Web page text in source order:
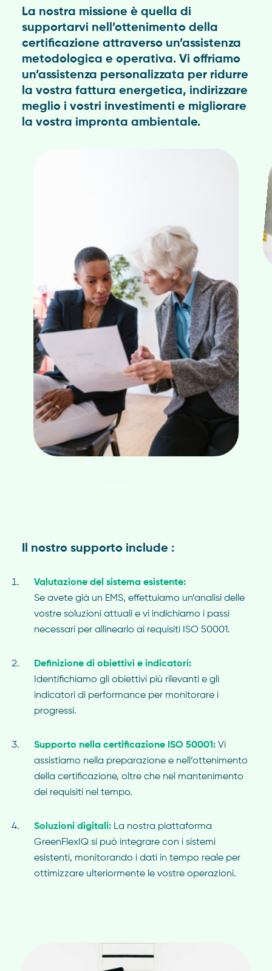
La nostra missione è quella di
supportarvi nell’ottenimento della
certificazione attraverso un’assistenza
metodologica e operativa. Vi offriamo
un’assistenza personalizzata per ridurre
la vostra fattura energetica, indirizzare
meglio i vostri investimenti e migliorare
la vostra impronta ambientale.
Il nostro supporto include :
Valutazione del sistema esistente:
Se avete già un EMS, effettuiamo un’analisi delle
vostre soluzioni attuali e vi indichiamo i passi
necessari per allinearlo ai requisiti ISO 50001.
Definizione di obiettivi e indicatori:
Identifichiamo gli obiettivi più rilevanti e gli
indicatori di performance per monitorare i
progressi.
Supporto nella certificazione ISO 50001:Vi
assistiamo nella preparazione e nell’ottenimento
della certificazione, oltre che nel mantenimento
dei requisiti nel tempo.
Soluzioni digitali:La nostra piattaforma
GreenFlexIQ si può integrare con i sistemi
esistenti, monitorando i dati in tempo reale per
ottimizzare ulteriormente le vostre operazioni.